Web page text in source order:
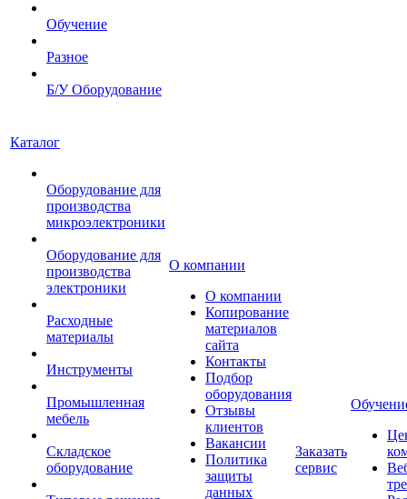
Обучение
Разное
Б/У Оборудование
Каталог
Оборудование для
производства
микроэлектроники
Оборудование для
производства
электроники
Расходные
материалы
Инструменты
Промышленная
мебель
Складское
оборудование
О компании
О компании
Копирование
материалов
сайта
Контакты
Подбор
оборудования
Отзывы
клиентов
Вакансии
Политика
защиты
данных
Заказать
сервис